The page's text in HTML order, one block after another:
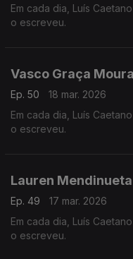
Em cada dia, Luís
o escreveu.
Vasco Graça Moura
Ep. 50
18 mar. 2026
Em cada dia, Luís
o escreveu.
Lauren
Ep. 49
17 mar. 2026
Em cada dia, Luís
o escreveu.